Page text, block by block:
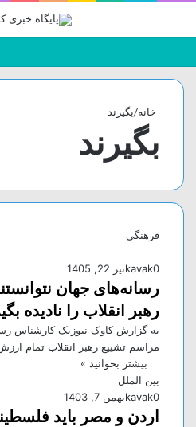
خانه/بگیرند
بگیرند
فرهنگی
kavakتیر 22, 1405 0
رسانه‌های جهان
رهبر انقلاب را نادیده
به گزارش کاوک نیوزیک کارشناس
مراسم تشییع رهبر انقلاب تمام
بیشتر بخوانید »
بین الملل
kavakبهمن 7, 1403 0
اردن و مصر باید